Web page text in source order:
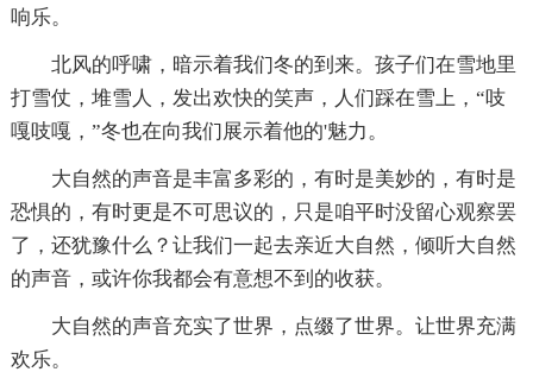
响乐。
北风的呼啸，暗示着我们冬的到来。孩子们在雪地里
打雪仗，堆雪人，发出欢快的笑声，人们踩在雪上，“吱
嘎吱嘎，”冬也在向我们展示着他的'魅力。
大自然的声音是丰富多彩的，有时是美妙的，有时是
恐惧的，有时更是不可思议的，只是咱平时没留心观察罢
了，还犹豫什么？让我们一起去亲近大自然，倾听大自然
的声音，或许你我都会有意想不到的收获。
大自然的声音充实了世界，点缀了世界。让世界充满
欢乐。